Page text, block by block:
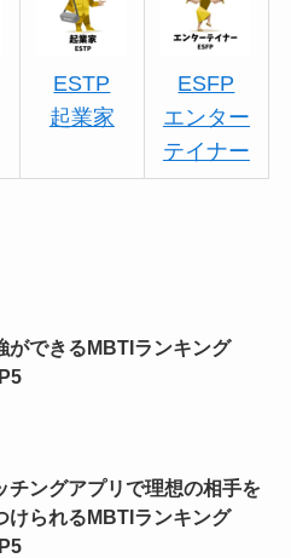
ESTP
起業家
ESFP
エンター
テイナー
ができるMBTIランキング
チングアプリで理想の相手を
けられるMBTIランキング